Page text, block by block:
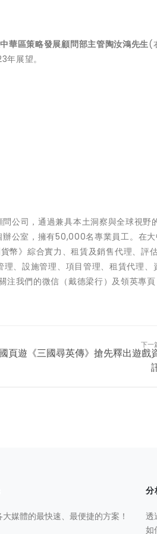
華區策略發展顧問部主管陶汝鴻先生(
展望。
公司，通過兼具本土洞察與全球視野
公室，擁有50,000名專業員工。在
幣》綜合實力、租賃及銷售代理、評
、設施管理、項目管理、租賃代理、
注我們的微信（戴德梁行）及領英專頁
下一
頁遊《三國尋英傳》搶先釋出遊戲
媒體的最快速、最便捷的方案！
分
透
如